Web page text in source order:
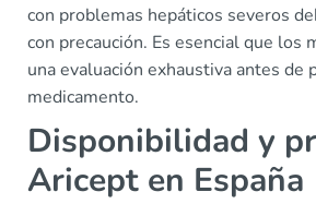
con problemas hepáticos severos
con precaución. Es esencial que los
una evaluación exhaustiva antes de
medicamento.
Disponibilidad y
Aricept en España